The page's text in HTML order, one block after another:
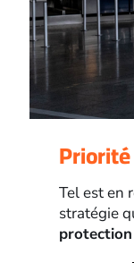
Tel est en
stratégie